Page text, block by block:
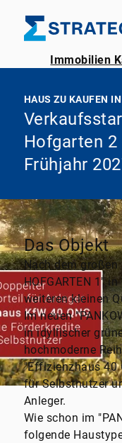
Immobilien
HAUS ZU KAUFEN
Hofgarten
Frühjahr
Das Objekt
Nach dem großen
HOFGARTEN 1"
weiteren kleinen
Im neuen
in idyllischer
hochmoderne
"Effizienzhaus 40
für Selbstnutzer
Anleger.
Wie schon im
folgende